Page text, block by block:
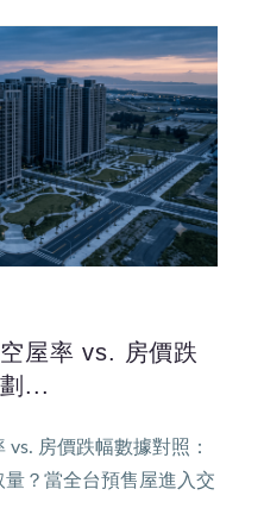
屋率 vs. 房價跌
...
房價跌幅數據對照：
？當全台預售屋進入交